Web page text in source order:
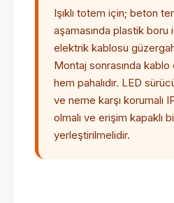
Işıklı totem için; beton
aşamasında plastik
elektrik kablosu
Montaj sonrasında
hem pahalıdır. LED
ve neme karşı korumalı
olmalı ve erişim kapaklı
yerleştirilmelidir.